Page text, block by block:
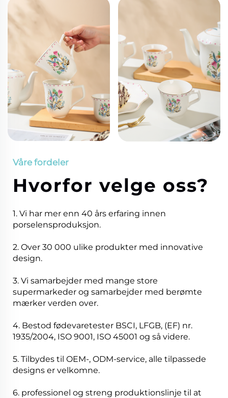
Våre fordeler
Hvorfor velge oss?
1. Vi har mer enn 40 års erfaring innen
porselensproduksjon.
2. Over 30 000 ulike produkter med innovative
design.
3. Vi samarbejder med mange store
supermarkeder og samarbejder med berømte
mærker verden over.
4. Bestod fødevaretester BSCI, LFGB, (EF) nr.
1935/2004, ISO 9001, ISO 45001 og så videre.
5. Tilbydes til OEM-, ODM-service, alle tilpassede
designs er velkomne.
6. professionel og streng produktionslinje til at